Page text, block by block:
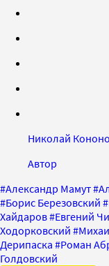
Николай
Автор
#Александр Мамут#
#Борис Березовский #
Хайдаров#Евгений
Ходорковский #
Дерипаска #Роман
Голдовский